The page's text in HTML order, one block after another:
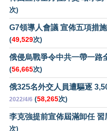
次)
G7領導人會議 宣佈五項措
(49,529次)
俄侵烏戰爭令中共一帶一路
(56,665次)
俄325名外交人員遭驅逐
2022/4/6 (58,265次)
李克強提前宣佈屆滿卸任 習
次)